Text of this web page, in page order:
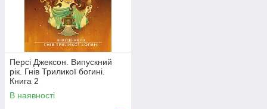
Персі Джексон. Випускний
рік. Гнів Триликої богині.
Книга 2
В наявності